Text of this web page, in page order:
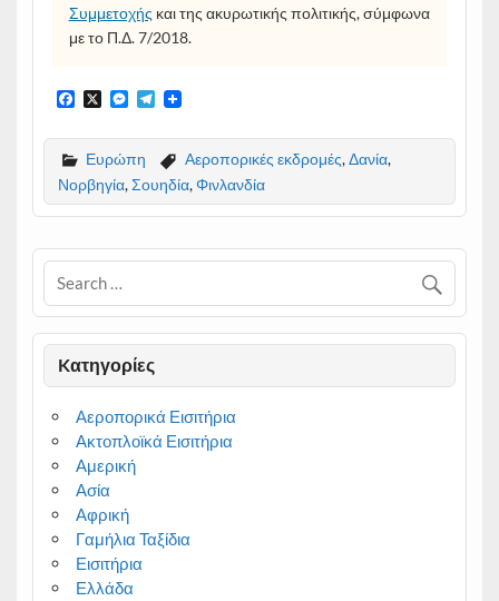
Συμμετοχής και της ακυρωτικής πολιτικής, σύμφωνα
με το Π.Δ. 7/2018.
F
c
b
o
o
k
X
M
s
s
e
n
g
e
T
l
g
r
a
m
Ευρώπη Αεροπορικές εκδρομές,Δανία,
Νορβηγία,Σουηδία,Φινλανδία
Kατηγορίες
Αεροπορικά Εισιτήρια
Ακτοπλοϊκά Εισιτήρια
Αμερική
Ασία
Αφρική
Γαμήλια Ταξίδια
Εισιτήρια
Ελλάδα